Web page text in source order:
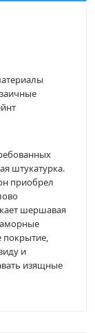
штукатурка.
приобрел
шершавая
покрытие,
и
изящные